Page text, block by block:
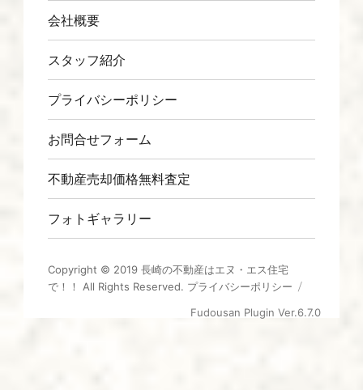
会社概要
スタッフ紹介
プライバシーポリシー
お問合せフォーム
不動産売却価格無料査定
フォトギャラリー
Copyright © 2019 長崎の不動産はエヌ・エス住宅
で！！
All Rights Reserved. プライバシーポリシー
Fudousan Plugin Ver.6.7.0